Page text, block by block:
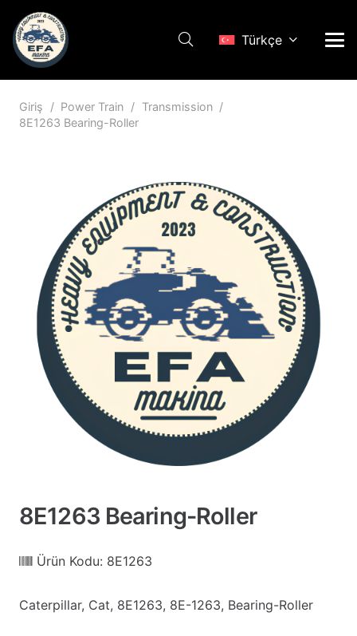
Türkçe
Giriş / Power Train / Transmission /
8E1263 Bearing-Roller
8E1263 Bearing-Roller
Ürün Kodu: 8E1263
Caterpillar, Cat, 8E1263, 8E-1263, Bearing-Roller